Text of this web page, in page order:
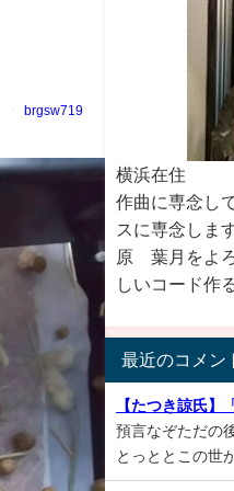
brgsw719
横浜在住
作曲に専念し
スに専念しま
原 葉月をよ
しいコード作
最近のコメン
【たつき諒氏】
預言なぞただの
とっととこの世